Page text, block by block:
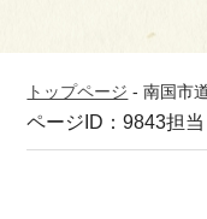
トップページ -南国市
ページID：9843担